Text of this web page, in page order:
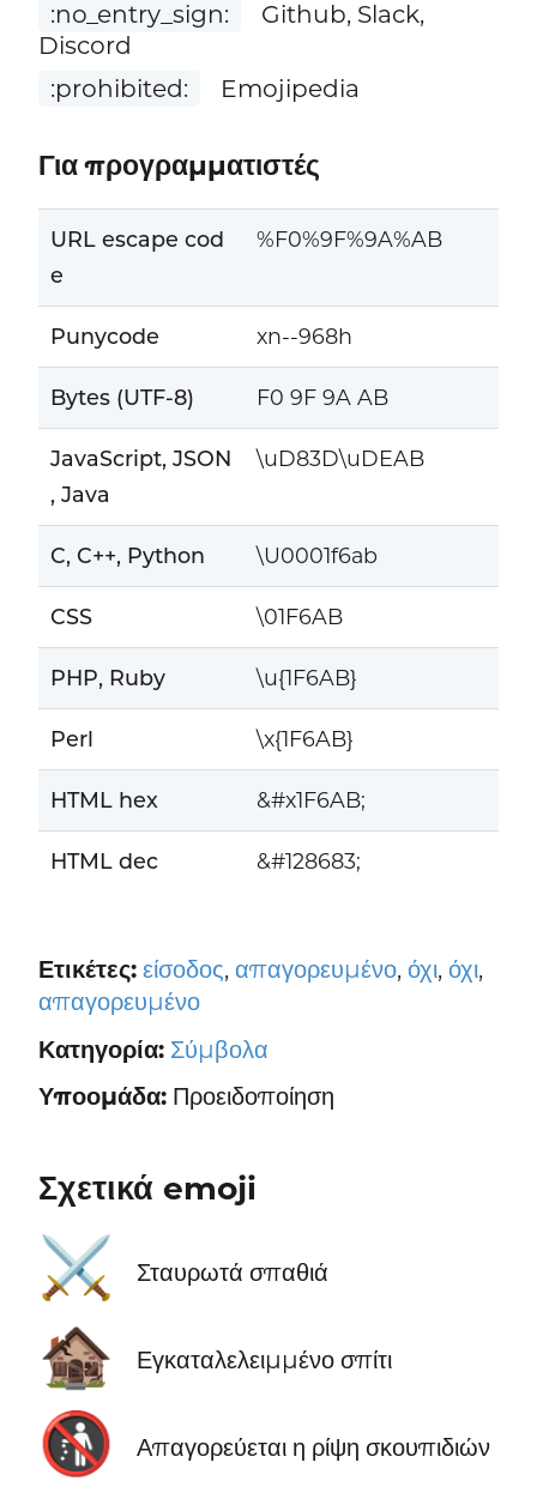
:no_entry_sign:
Github, Slack,
Discord
:prohibited:
Emojipedia
Για προγραμματιστές
URL escape cod
e
%F0%9F%9A%AB
Punycode xn--968h
Bytes (UTF-8) F0 9F 9A AB
JavaScript, JSON
, Java
\uD83D\uDEAB
C, C++, Python \U0001f6ab
CSS \01F6AB
PHP, Ruby \u{1F6AB}
Perl \x{1F6AB}
HTML hex &#x1F6AB;
HTML dec &#128683;
Ετικέτες: είσοδος, απαγορευμένο, όχι, όχι,
απαγορευμένο
Κατηγορία: Σύμβολα
Υποομάδα:Προειδοποίηση
Σχετικά emoji
⚔️ Σταυρωτά σπαθιά
🏚️ Εγκαταλελειμμένο σπίτι
🚯 Απαγορεύεται η ρίψη σκουπιδιών